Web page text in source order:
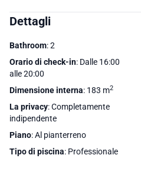
Dettagli
Bathroom: 2
Orario di check-in: Dalle 16:00
alle 20:00
Dimensione interna: 183 m2
La privacy: Completamente
indipendente
Piano: Al pianterreno
Tipo di piscina: Professionale